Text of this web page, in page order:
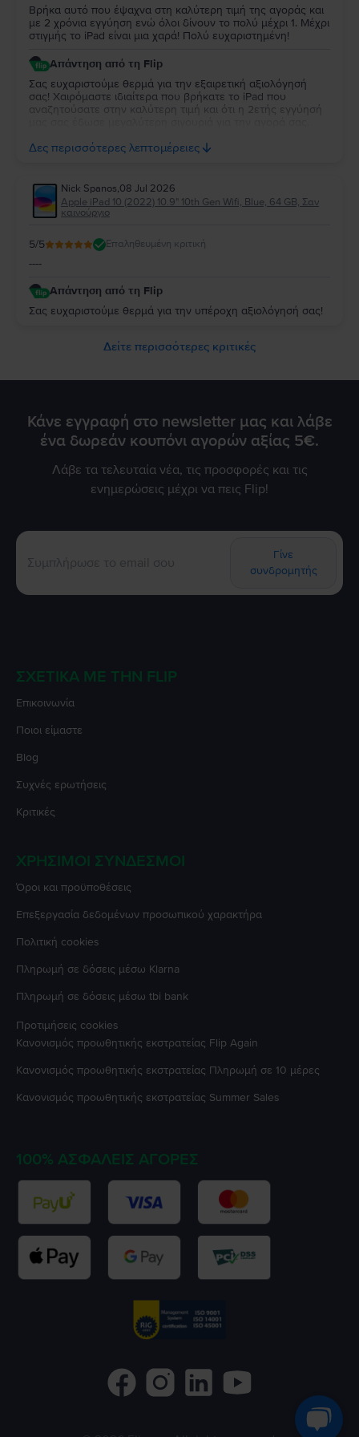
Βρήκα αυτό που έψαχνα στη καλύτερη τιμή της αγοράς και
με 2 χρόνια εγγύηση ενώ όλοι δίνουν το πολύ μέχρι 1. Μέχρι
στιγμής το iPad είναι μια χαρά! Πολύ ευχαριστημένη!
Απάντηση από τη Flip
Σας ευχαριστούμε θερμά για την εξαιρετική αξιολόγησή
σας! Χαιρόμαστε ιδιαίτερα που βρήκατε το iPad που
αναζητούσατε στην καλύτερη τιμή και ότι η 2ετής εγγύησή
να την απολαύσετε για πολύ καιρό.
Δες περισσότερες λεπτομέρειες
Nick Spanos,08 Jul 2026
Apple iPad 10 (2022) 10.9" 10th Gen Wifi, Blue, 64 GB, Σαν
καινούργιο
5/5 Επαληθευμένη κριτική
----
Απάντηση από τη Flip
Σας ευχαριστούμε θερμά για την υπέροχη αξιολόγησή σας!
Δείτε περισσότερες κριτικές
Κάνε εγγραφή στο newsletter μας και λάβε
ένα δωρεάν κουπόνι αγορών αξίας 5€.
Λάβε τα τελευταία νέα, τις προσφορές και τις
ενημερώσεις μέχρι να πεις Flip!
Γίνε
συνδρομητής
ΣΧΕΤΙΚΆ ΜΕ ΤΗΝ FLIP
Επικοινωνία
Ποιοι είμαστε
Blog
Συχνές ερωτήσεις
Κριτικές
ΧΡΉΣΙΜΟΙ ΣΎΝΔΕΣΜΟΙ
Όροι και προϋποθέσεις
Επεξεργασία δεδομένων προσωπικού χαρακτήρα
Πολιτική cookies
Πληρωμή σε δόσεις μέσω Klarna
Πληρωμή σε δόσεις μέσω tbi bank
Προτιμήσεις cookies
Κανονισμός προωθητικής εκστρατείας Flip Again
Κανονισμός προωθητικής εκστρατείας Πληρωμή σε 10 μέρες
Κανονισμός προωθητικής εκστρατείας Summer Sales
100% ΑΣΦΑΛΕΊΣ ΑΓΟΡΈΣ